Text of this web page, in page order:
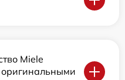
Miele
оригинальными